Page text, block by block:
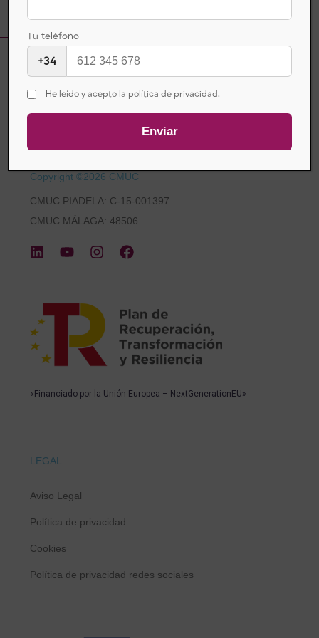
Copyright ©2026 CMUC
CMUC PIADELA: C-15-001397
CMUC MÁLAGA: 48506
«Financiado por la Unión Europea – NextGenerationEU»
LEGAL
Aviso Legal
Política de privacidad
Cookies
Política de privacidad redes sociales
Tu teléfono
+34
He leído y acepto la política de privacidad.